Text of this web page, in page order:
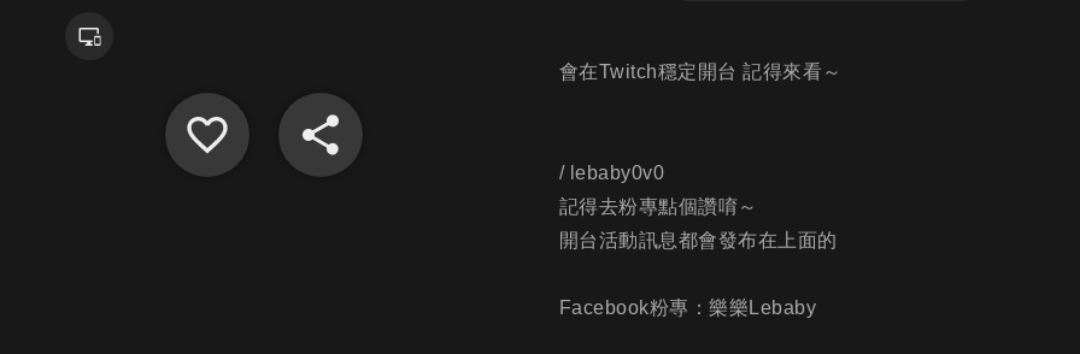
會在Twitch穩定開台 記得來看～
/ lebaby0v0
記得去粉專點個讚唷～
開台活動訊息都會發布在上面的
Facebook粉專：樂樂Lebaby